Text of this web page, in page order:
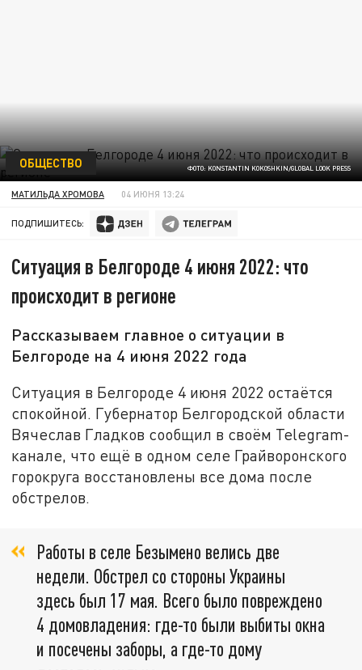
ФОТО: KONSTANTIN KOKOSHKIN/GLOBAL LOOK PRESS
ОБЩЕСТВО
МАТИЛЬДА ХРОМОВА 04 ИЮНЯ 13:24
ПОДПИШИТЕСЬ:
Ситуация в Белгороде 4 июня 2022: что
происходит в регионе
Рассказываем главное о ситуации в
Белгороде на 4 июня 2022 года
Ситуация в Белгороде 4 июня 2022 остаётся
спокойной. Губернатор Белгородской области
Вячеслав Гладков сообщил в своём Telegram-
канале, что ещё в одном селе Грайворонского
горокруга восстановлены все дома после
обстрелов.
Работы в селе Безымено велись две
недели. Обстрел со стороны Украины
здесь был 17 мая. Всего было повреждено
4 домовладения: где-то были выбиты окна
и посечены заборы, а где-то дому